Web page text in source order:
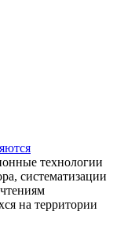
технологии
систематизации
на территории